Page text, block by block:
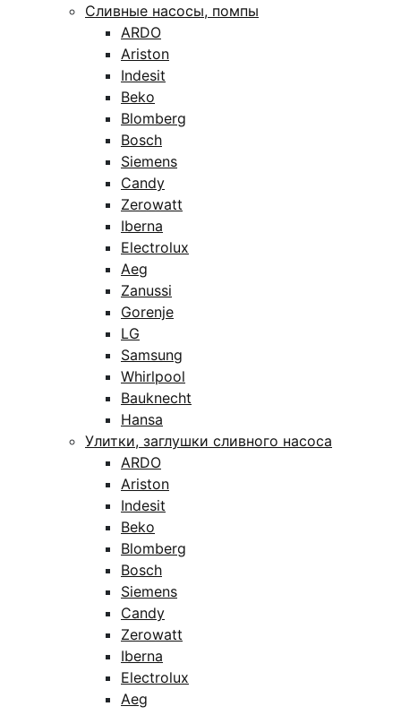
Сливные насосы, помпы
ARDO
Ariston
Indesit
Beko
Blomberg
Bosch
Siemens
Candy
Zerowatt
Iberna
Electrolux
Aeg
Zanussi
Gorenje
LG
Samsung
Whirlpool
Bauknecht
Hansa
Улитки, заглушки сливного насоса
ARDO
Ariston
Indesit
Beko
Blomberg
Bosch
Siemens
Candy
Zerowatt
Iberna
Electrolux
Aeg